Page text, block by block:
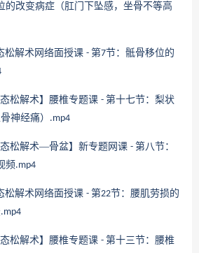
的改变病症（肛门下坠感，坐骨不等高
松解术网络面授课 - 第7节：骶骨移位的
态松解术】腰椎专题课 - 第十七节：梨状
神经痛） .mp4
态松解术—骨盆】新专题网课 - 第八节：
频.mp4
松解术网络面授课 - 第22节：腰肌劳损的
.mp4
态松解术】腰椎专题课 - 第十三节：腰椎